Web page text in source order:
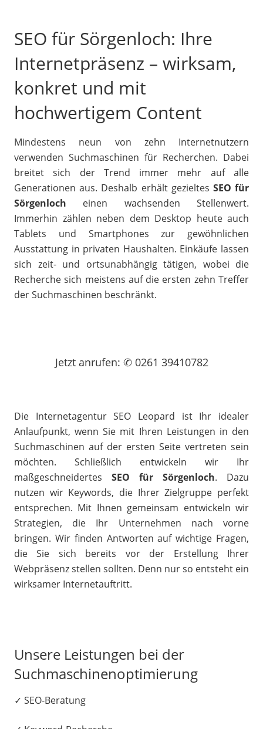
SEO für Sörgenloch: Ihre
Internetpräsenz – wirksam,
konkret und mit
hochwertigem Content
Mindestens neun von zehn Internetnutzern
verwenden Suchmaschinen für Recherchen. Dabei
breitet sich der Trend immer mehr auf alle
Generationen aus. Deshalb erhält gezieltes SEO für
Sörgenloch einen wachsenden Stellenwert.
Immerhin zählen neben dem Desktop heute auch
Tablets und Smartphones zur gewöhnlichen
Ausstattung in privaten Haushalten. Einkäufe lassen
sich zeit- und ortsunabhängig tätigen, wobei die
Recherche sich meistens auf die ersten zehn Treffer
der Suchmaschinen beschränkt.
Jetzt anrufen: ✆ 0261 39410782
Die Internetagentur SEO Leopard ist Ihr idealer
Anlaufpunkt, wenn Sie mit Ihren Leistungen in den
Suchmaschinen auf der ersten Seite vertreten sein
möchten. Schließlich entwickeln wir Ihr
maßgeschneidertes SEO für Sörgenloch. Dazu
nutzen wir Keywords, die Ihrer Zielgruppe perfekt
entsprechen. Mit Ihnen gemeinsam entwickeln wir
Strategien, die Ihr Unternehmen nach vorne
bringen. Wir finden Antworten auf wichtige Fragen,
die Sie sich bereits vor der Erstellung Ihrer
Webpräsenz stellen sollten. Denn nur so entsteht ein
wirksamer Internetauftritt.
Unsere Leistungen bei der
Suchmaschinenoptimierung
✓ SEO-Beratung